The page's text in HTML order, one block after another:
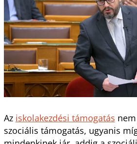
Az iskolakezdési támogatás
szociális támogatás, ugyanis